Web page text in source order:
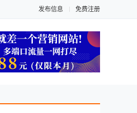
发布信息 免费注册